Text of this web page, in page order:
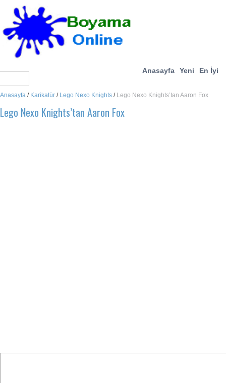
Anasayfa Yeni En İyi
Anasayfa / Karikatür / Lego Nexo Knights / Lego Nexo Knights’tan Aaron Fox
Lego Nexo Knights’tan Aaron Fox